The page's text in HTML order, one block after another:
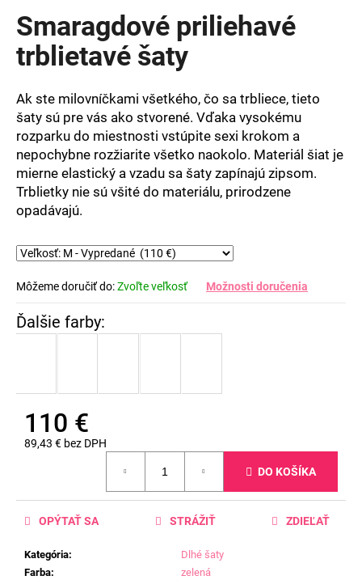
produktu
je
0,0
z
hviezdičiek.
Smaragdové priliehavé
trblietavé šaty
Ak ste milovníčkami všetkého, čo sa trbliece, tieto
šaty sú pre vás ako stvorené. Vďaka vysokému
rozparku do miestnosti vstúpite sexi krokom a
nepochybne rozžiarite všetko naokolo. Materiál šiat je
mierne elastický a vzadu sa šaty zapínajú zipsom.
Trblietky nie sú všité do materiálu, prirodzene
opadávajú.
Môžeme doručiť do:Zvoľte veľkosť Možnosti doručenia
110 €
89,43 € bez DPH
DO KOŠÍKA
Kategória:
Dlhé šaty
Farba:
zelená
OPÝTAŤ SA STRÁŽIŤ ZDIEĽAŤ